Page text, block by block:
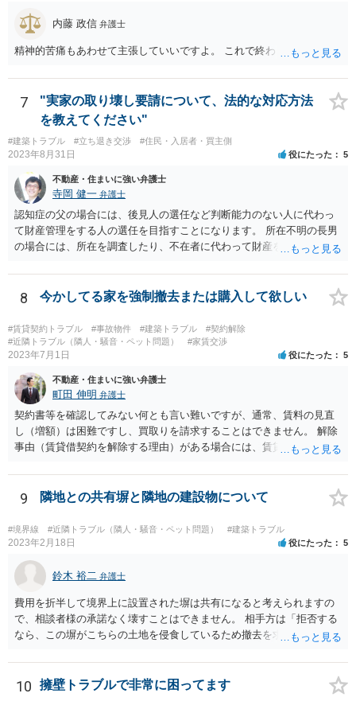
ます。
内藤 政信 弁護士
精神的苦痛もあわせて主張していいですよ。 これで終わります。
7
"実家の取り壊し要請について、法的な対応方法
を教えてください"
#建築トラブル #立ち退き交渉 #住民・入居者・買主側
2023年8月31日 役にたった 5
不動産・住まいに強い弁護士
寺岡 健一 弁護士
認知症の父の場合には、後見人の選任など判断能力のない人に代わっ
て財産管理をする人の選任を目指すことになります。 所在不明の長男
の場合には、所在を調査したり、不在者に代わって財産を管理する人
8 今かしてる家を強制撤去または購入して欲しい
#賃貸契約トラブル #事故物件 #建築トラブル
#契約解除
#近隣トラブル（隣人・騒音・ペット問題）
#家賃交渉
2023年7月1日 役にたった 5
不動産・住まいに強い弁護士
町田 伸明 弁護士
契約書等を確認してみない何とも言い難いですが、通常、賃料の見直
し（増額）は困難ですし、買取りを請求することはできません。 解除
事由（賃貸借契約を解除する理由）がある場合には、賃貸借契約を解
めることができる状況であれば、事実上、賃料の見直し（増額）や買
取りの交渉をすることもあり得るでしょう。 反対に、明け渡しを求め
ることが難しいのであれば、賃料の見直し（増額）や買取りの交渉も
困難とならざるを得ないでしょう。 いずれにしても、（強制的な）明
け渡しなどの請求もお考えなのであれば、現況や契約書等の確認が不
可欠ですから、資料等一式を持参して弁護士にご相談された方がよい
かと思います。
9 隣地との共有塀と隣地の建設物について
#境界線 #近隣トラブル（隣人・騒音・ペット問題） #建築トラブル
2023年2月18日 役にたった 5
鈴木 裕二 弁護士
費用を折半して境界上に設置された塀は共有になると考えられますの
で、相談者様の承諾なく壊すことはできません。 相手方は「拒否する
なら、この塀がこちらの土地を侵食しているため撤去を求める手続き
ているわけですから、相談者様の同意なく塀の撤去を求めることは法
的には難しいように思われます。 また、「隣地（相談者様）の許可」
というのが何の許可を示しているのか判然としませんが、一般に、高
10 擁壁トラブルで非常に困ってます